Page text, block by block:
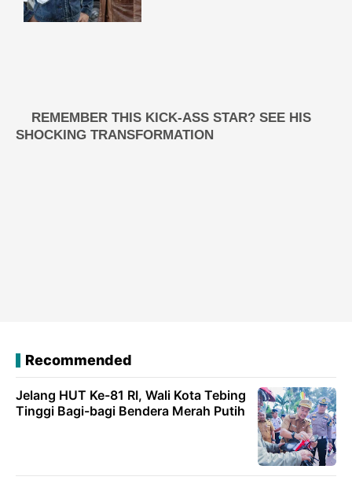
Recommended
Jelang HUT Ke-81 RI, Wali Kota Tebing
Tinggi Bagi-bagi Bendera Merah Putih